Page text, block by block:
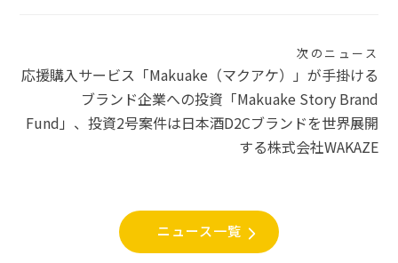
ー
ョ
次のニュース
応援購入サービス「Makuake（マクアケ）」が手掛ける
ブランド企業への投資「Makuake Story Brand
Fund」、投資2号案件は日本酒D2Cブランドを世界展開
する株式会社WAKAZE
ニュース一覧